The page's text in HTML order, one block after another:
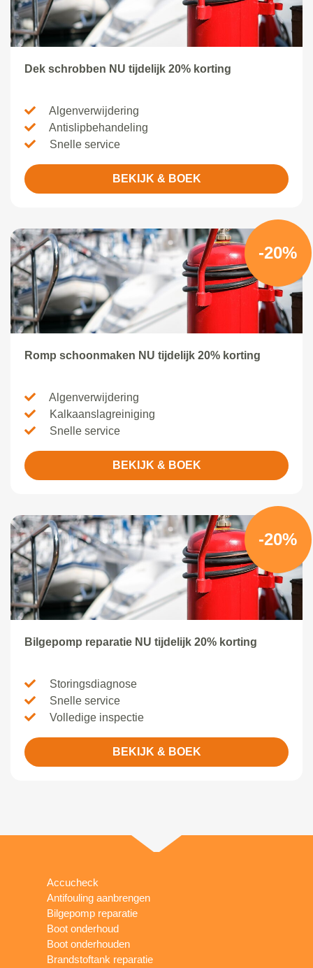
Dek schrobben NU tijdelijk 20% korting
Algenverwijdering
Antislipbehandeling
Snelle service
BEKIJK & BOEK
-20%
Romp schoonmaken NU tijdelijk 20% korting
Algenverwijdering
Kalkaanslagreiniging
Snelle service
BEKIJK & BOEK
-20%
Bilgepomp reparatie NU tijdelijk 20% korting
Storingsdiagnose
Snelle service
Volledige inspectie
BEKIJK & BOEK
Accucheck
Antifouling aanbrengen
Bilgepomp reparatie
Boot onderhoud
Boot onderhouden
Brandstoftank reparatie